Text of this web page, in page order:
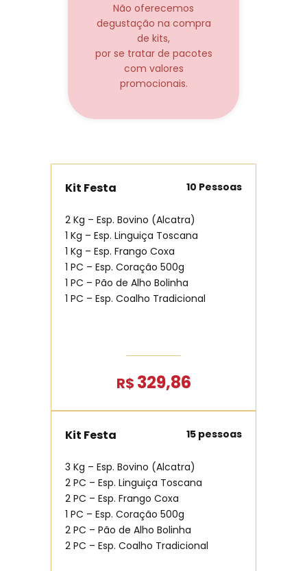
Não oferecemos
degustação na compra
de kits,
por se tratar de pacotes
com valores
promocionais.
Kit Festa 10 Pessoas
2 Kg – Esp. Bovino (Alcatra)
1 Kg – Esp. Linguiça Toscana
1 Kg – Esp. Frango Coxa
1 PC – Esp. Coração 500g
1 PC – Pão de Alho Bolinha
1 PC – Esp. Coalho Tradicional
R$ 329,86
Kit Festa 15 pessoas
3 Kg – Esp. Bovino (Alcatra)
2 PC – Esp. Linguiça Toscana
2 PC – Esp. Frango Coxa
1 PC – Esp. Coração 500g
2 PC – Pão de Alho Bolinha
2 PC – Esp. Coalho Tradicional